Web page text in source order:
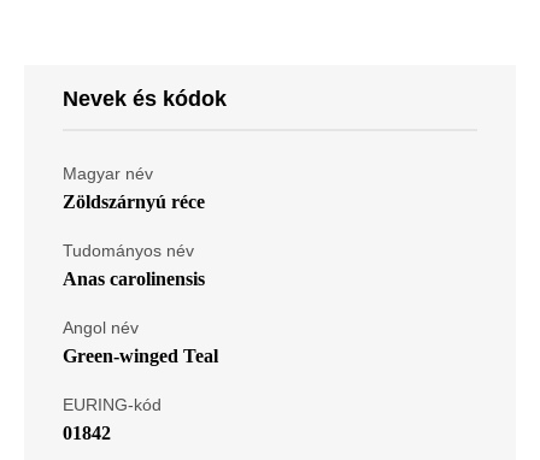
Nevek és kódok
Magyar név
Zöldszárnyú réce
Tudományos név
Anas carolinensis
Angol név
Green-winged Teal
EURING-kód
01842